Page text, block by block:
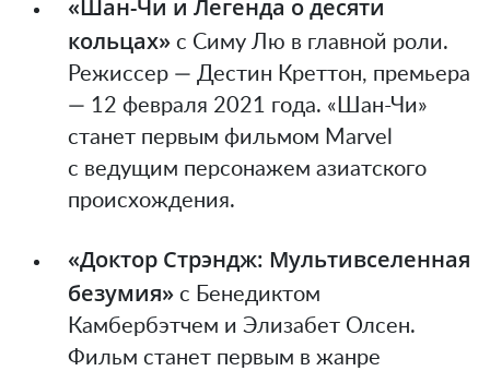
«Шан-Чи и Легенда о десяти
кольцах» с Симу Лю в главной роли.
Режиссер — Дестин Креттон, премьера
— 12 февраля 2021 года. «Шан-Чи»
станет первым фильмом Marvel
с ведущим персонажем азиатского
происхождения.
«Доктор Стрэндж: Мультивселенная
безумия» с Бенедиктом
Камбербэтчем и Элизабет Олсен.
Фильм станет первым в жанре